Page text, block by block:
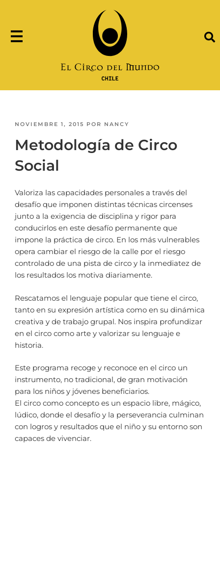
NOVIEMBRE 1, 2015 POR NANCY
Metodología de Circo
Social
Valoriza las capacidades personales a través del
desafío que imponen distintas técnicas circenses
junto a la exigencia de disciplina y rigor para
conducirlos en este desafío permanente que
impone la práctica de circo. En los más vulnerables
opera cambiar el riesgo de la calle por el riesgo
controlado de una pista de circo y la inmediatez de
los resultados los motiva diariamente.
Rescatamos el lenguaje popular que tiene el circo,
tanto en su expresión artística como en su dinámica
creativa y de trabajo grupal. Nos inspira profundizar
en el circo como arte y valorizar su lenguaje e
historia.
Este programa recoge y reconoce en el circo un
instrumento, no tradicional, de gran motivación
para los niños y jóvenes beneficiarios.
El circo como concepto es un espacio libre, mágico,
lúdico, donde el desafío y la perseverancia culminan
con logros y resultados que el niño y su entorno son
capaces de vivenciar.